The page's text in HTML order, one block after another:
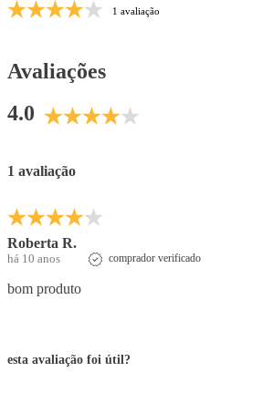
1 avaliação
Avaliações
4.0
1 avaliação
Roberta R.
há 10 anos comprador verificado
bom produto
esta avaliação foi útil?